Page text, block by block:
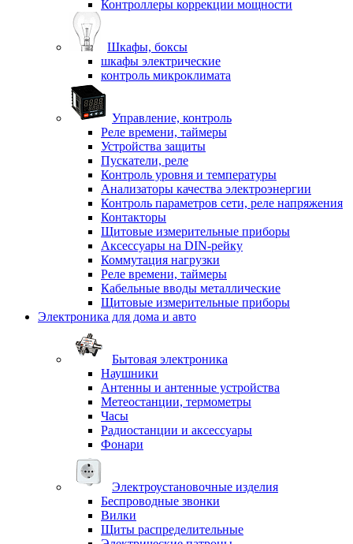
Контроллеры коррекции мощности
Шкафы, боксы
шкафы электрические
контроль микроклимата
Управление, контроль
Реле времени, таймеры
Устройства защиты
Пускатели, реле
Контроль уровня и температуры
Анализаторы качества электроэнергии
Контроль параметров сети, реле напряжения
Контакторы
Щитовые измерительные приборы
Аксессуары на DIN-рейку
Коммутация нагрузки
Реле времени, таймеры
Кабельные вводы металлические
Щитовые измерительные приборы
Электроника для дома и авто
Бытовая электроника
Наушники
Антенны и антенные устройства
Метеостанции, термометры
Часы
Радиостанции и аксессуары
Фонари
Электроустановочные изделия
Беспроводные звонки
Вилки
Щиты распределительные